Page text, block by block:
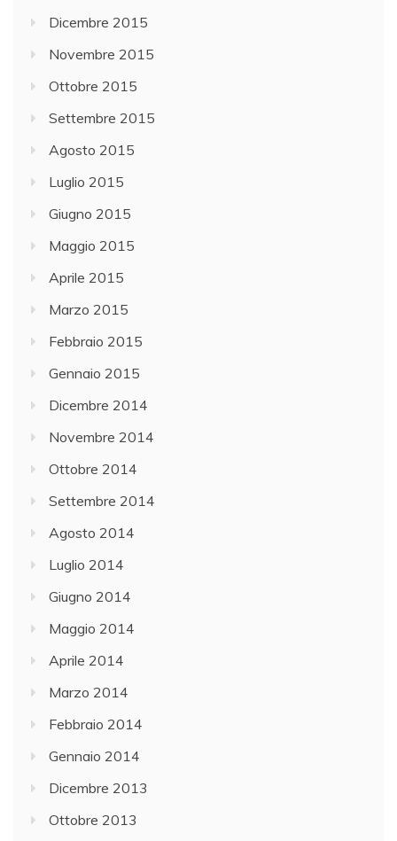
Dicembre 2015
Novembre 2015
Ottobre 2015
Settembre 2015
Agosto 2015
Luglio 2015
Giugno 2015
Maggio 2015
Aprile 2015
Marzo 2015
Febbraio 2015
Gennaio 2015
Dicembre 2014
Novembre 2014
Ottobre 2014
Settembre 2014
Agosto 2014
Luglio 2014
Giugno 2014
Maggio 2014
Aprile 2014
Marzo 2014
Febbraio 2014
Gennaio 2014
Dicembre 2013
Ottobre 2013